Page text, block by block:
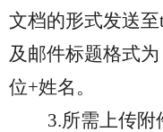
文档的形式发送至
及邮件标题格式
位+姓名 。
3.所需上传附